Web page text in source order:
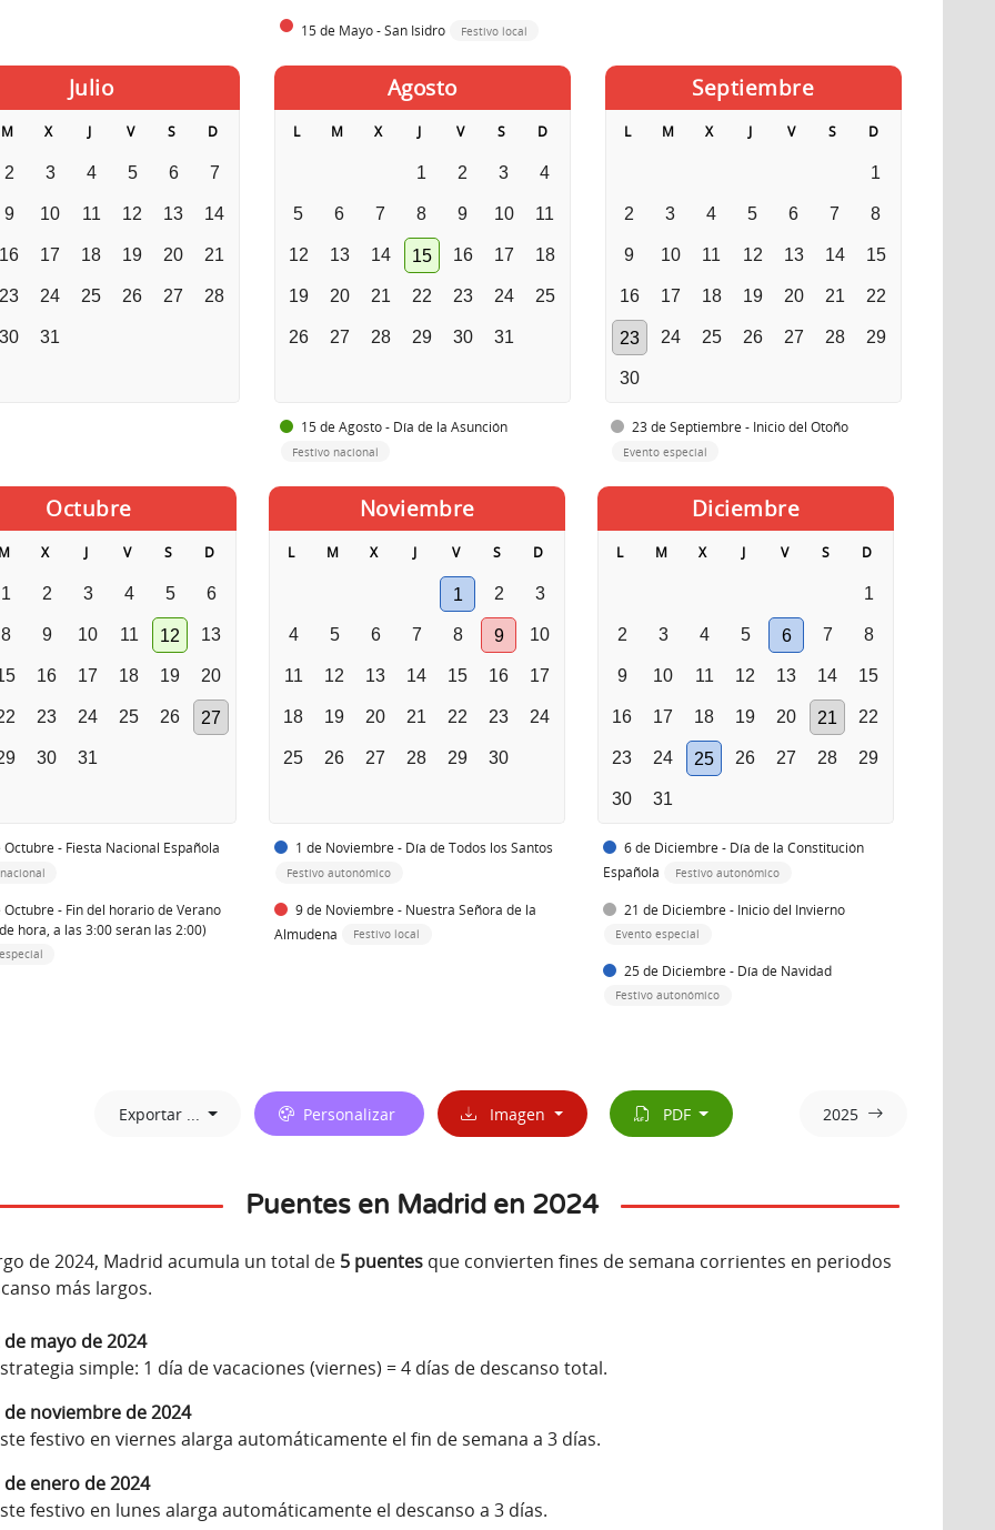
15 de Mayo - San Isidro Festivo local
Julio
M X J V S D
2 3 4 5 6 7
9 10 11 12 13 14
16 17 18 19 20 21
23 24 25 26 27 28
30 31
Agosto
L M X J V S D
1 2 3 4
5 6 7 8 9 10 11
12 13 14 15 16 17 18
19 20 21 22 23 24 25
26 27 28 29 30 31
15 de Agosto - Día de la Asunción
Festivo nacional
Septiembre
L M X J V S D
1
2 3 4 5 6 7 8
9 10 11 12 13 14 15
16 17 18 19 20 21 22
23 24 25 26 27 28 29
30
23 de Septiembre - Inicio del Otoño
Evento especial
Octubre
M X J V S D
1 2 3 4 5 6
8 9 10 11 12 13
16 17 18 19 20
23 24 25 26 27
30 31
Octubre - Fiesta Nacional Española
Octubre - Fin del horario de Verano
hora, a las 3:00 serán las 2:00)
Noviembre
L M X J V S D
1 2 3
4 5 6 7 8 9 10
11 12 13 14 15 16 17
18 19 20 21 22 23 24
25 26 27 28 29 30
1 de Noviembre - Día de Todos los Santos
Festivo autonómico
9 de Noviembre - Nuestra Señora de la
Almudena
Festivo local
Diciembre
L M X J V S D
1
2 3 4 5 6 7 8
9 10 11 12 13 14 15
16 17 18 19 20 21 22
23 24 25 26 27 28 29
30 31
6 de Diciembre - Día de la Constitución
Española
Festivo autonómico
21 de Diciembre - Inicio del Invierno
Evento especial
25 de Diciembre - Día de Navidad
Festivo autonómico
Exportar ... Personalizar Imagen PDF 2025
Puentes en Madrid en 2024
de 2024, Madrid acumula un total de 5 puentesque convierten fines de semana corrientes en periodos
más largos.
de mayo de 2024
simple: 1 día de vacaciones (viernes) = 4 días de descanso total.
de noviembre de 2024
festivo en viernes alarga automáticamente el fin de semana a 3 días.
de enero de 2024
festivo en lunes alarga automáticamente el descanso a 3 días.